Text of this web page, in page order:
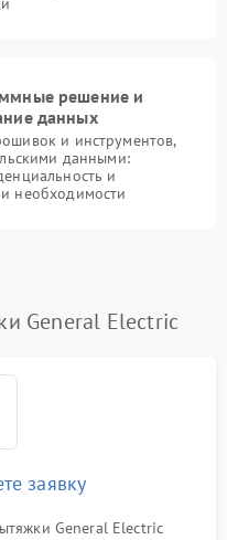
решение и
данных
и инструментов,
данными:
и
необходимости
General Electric
заявку
General Electric